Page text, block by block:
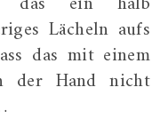
Lächeln aufs
das mit einem
der Hand nicht